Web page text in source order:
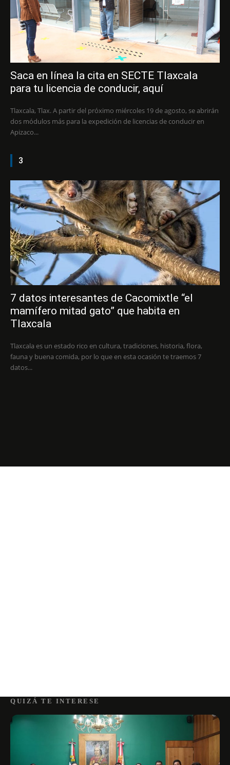
Saca en línea la cita en SECTE Tlaxcala
para tu licencia de conducir, aquí
Tlaxcala, Tlax. A partir del próximo miércoles 19 de agosto, se abrirán
dos módulos más para la expedición de licencias de conducir en
Apizaco...
3
7 datos interesantes de Cacomixtle “el
mamífero mitad gato” que habita en
Tlaxcala
Tlaxcala es un estado rico en cultura, tradiciones, historia, flora,
fauna y buena comida, por lo que en esta ocasión te traemos 7
datos...
QUIZÁ TE INTERESE